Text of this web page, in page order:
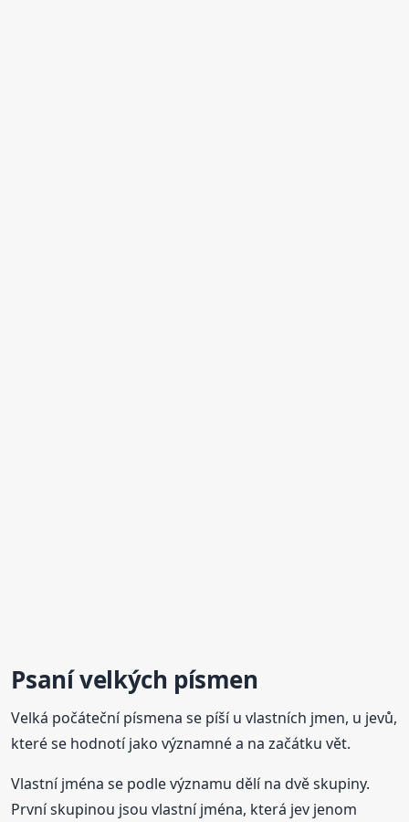
Psaní velkých písmen
Velká počáteční písmena se píší u vlastních jmen, u jevů,
které se hodnotí jako významné a na začátku vět.
Vlastní jména se podle významu dělí na dvě skupiny.
První skupinou jsou vlastní jména, která jev jenom